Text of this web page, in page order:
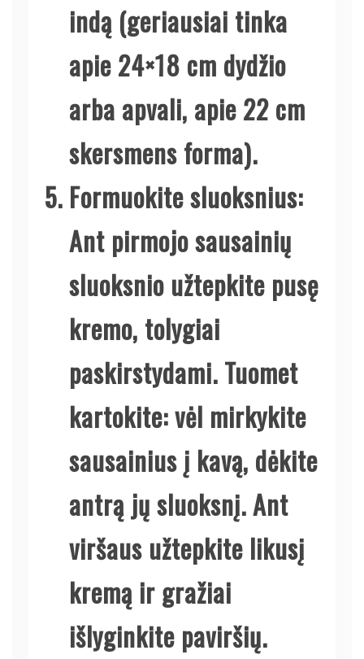
indą (geriausiai tinka
apie 24×18 cm dydžio
arba apvali, apie 22 cm
skersmens forma).
Formuokite sluoksnius:
Ant pirmojo sausainių
sluoksnio užtepkite pusę
kremo, tolygiai
paskirstydami. Tuomet
kartokite: vėl mirkykite
sausainius į kavą, dėkite
antrą jų sluoksnį. Ant
viršaus užtepkite likusį
kremą ir gražiai
išlyginkite paviršių.